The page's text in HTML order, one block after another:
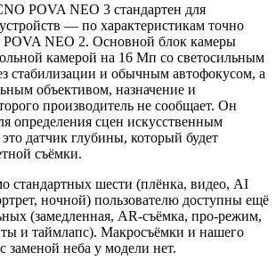
POVA NEO 3 стандартен для
— по характеристикам точно
POVA NEO 2. Основной блок камеры
камерой на 16 Мп со светосильным
стабилизации и обычным автофокусом, а
объективом, назначение и
производитель не сообщает. Он
определения сцен искусственным
датчик глубины, который будет
съёмки.
стандартных шести (плёнка, видео, AI
ночной) пользователю доступны ещё
(замедленная, AR-съёмка, про-режим,
и таймлапс). Макросъёмки и нашего
неба у модели нет.